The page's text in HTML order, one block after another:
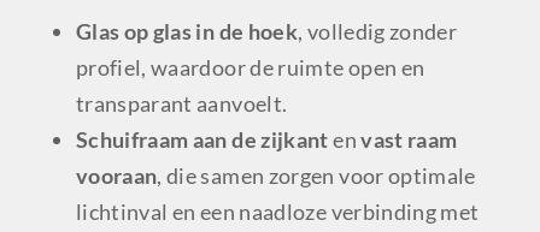
Glas op glas in de hoek, volledig zonder
profiel, waardoor de ruimte open en
transparant aanvoelt.
Schuifraam aan de zijkantenvast raam
vooraan, die samen zorgen voor optimale
lichtinval en een naadloze verbinding met